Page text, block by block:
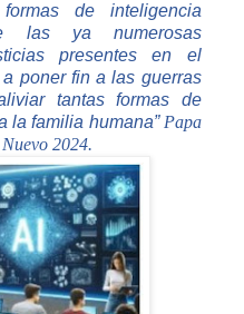
de inteligencia
las ya numerosas
presentes en el
poner fin a las guerras
tantas formas de
la familia humana” Papa
2024.